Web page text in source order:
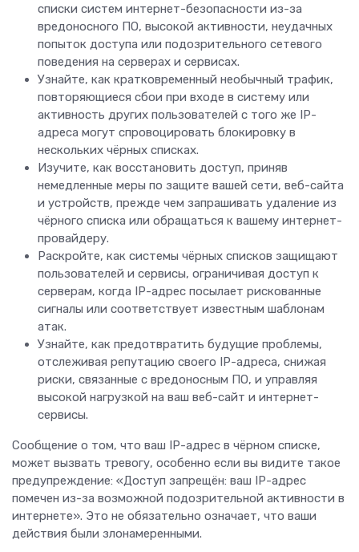
списки систем интернет-безопасности из-за
вредоносного ПО, высокой активности, неудачных
попыток доступа или подозрительного сетевого
поведения на серверах и сервисах.
Узнайте, как кратковременный необычный трафик,
повторяющиеся сбои при входе в систему или
активность других пользователей с того же IP-
адреса могут спровоцировать блокировку в
нескольких чёрных списках.
Изучите, как восстановить доступ, приняв
немедленные меры по защите вашей сети, веб-сайта
и устройств, прежде чем запрашивать удаление из
чёрного списка или обращаться к вашему интернет-
провайдеру.
Раскройте, как системы чёрных списков защищают
пользователей и сервисы, ограничивая доступ к
серверам, когда IP-адрес посылает рискованные
сигналы или соответствует известным шаблонам
атак.
Узнайте, как предотвратить будущие проблемы,
отслеживая репутацию своего IP-адреса, снижая
риски, связанные с вредоносным ПО, и управляя
высокой нагрузкой на ваш веб-сайт и интернет-
сервисы.
Сообщение о том, что ваш IP-адрес в чёрном списке,
может вызвать тревогу, особенно если вы видите такое
предупреждение: «Доступ запрещён: ваш IP-адрес
помечен из-за возможной подозрительной активности в
интернете». Это не обязательно означает, что ваши
действия были злонамеренными.